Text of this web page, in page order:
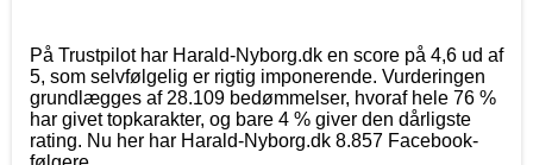
På Trustpilot har Harald-Nyborg.dk en score på 4,6 ud af
5, som selvfølgelig er rigtig imponerende. Vurderingen
grundlægges af 28.109 bedømmelser, hvoraf hele 76 %
har givet topkarakter, og bare 4 % giver den dårligste
rating. Nu her har Harald-Nyborg.dk 8.857 Facebook-